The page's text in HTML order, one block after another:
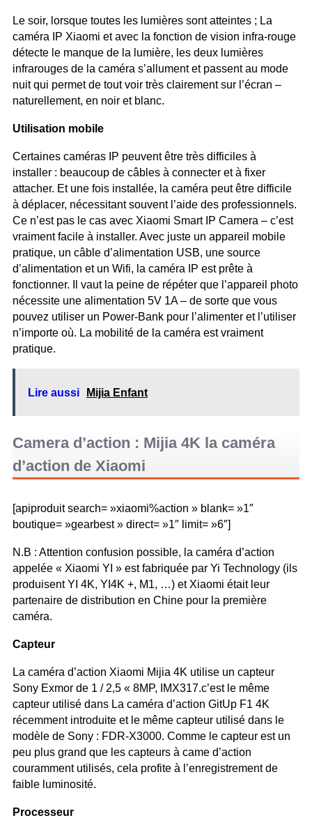
Le soir, lorsque toutes les lumières sont atteintes ; La
caméra IP Xiaomi et avec la fonction de vision infra-rouge
détecte le manque de la lumière, les deux lumières
infrarouges de la caméra s’allument et passent au mode
nuit qui permet de tout voir très clairement sur l’écran –
naturellement, en noir et blanc.
Utilisation mobile
Certaines caméras IP peuvent être très difficiles à
installer : beaucoup de câbles à connecter et à fixer
attacher. Et une fois installée, la caméra peut être difficile
à déplacer, nécessitant souvent l’aide des professionnels.
Ce n’est pas le cas avec Xiaomi Smart IP Camera – c’est
vraiment facile à installer. Avec juste un appareil mobile
pratique, un câble d’alimentation USB, une source
d’alimentation et un Wifi, la caméra IP est prête à
fonctionner. Il vaut la peine de répéter que l’appareil photo
nécessite une alimentation 5V 1A – de sorte que vous
pouvez utiliser un Power-Bank pour l’alimenter et l’utiliser
n’importe où. La mobilité de la caméra est vraiment
pratique.
Lire aussi Mijia Enfant
Camera d’action : Mijia 4K la caméra
d’action de Xiaomi
[apiproduit search= »xiaomi%action » blank= »1″
boutique= »gearbest » direct= »1″ limit= »6″]
N.B : Attention confusion possible, la caméra d’action
appelée « Xiaomi YI » est fabriquée par Yi Technology (ils
produisent YI 4K, YI4K +, M1, …) et Xiaomi était leur
partenaire de distribution en Chine pour la première
caméra.
Capteur
La caméra d’action Xiaomi Mijia 4K utilise un capteur
Sony Exmor de 1 / 2,5 « 8MP, IMX317.c’est le même
capteur utilisé dans La caméra d’action GitUp F1 4K
récemment introduite et le même capteur utilisé dans le
modèle de Sony : FDR-X3000. Comme le capteur est un
peu plus grand que les capteurs à came d’action
couramment utilisés, cela profite à l’enregistrement de
faible luminosité.
Processeur